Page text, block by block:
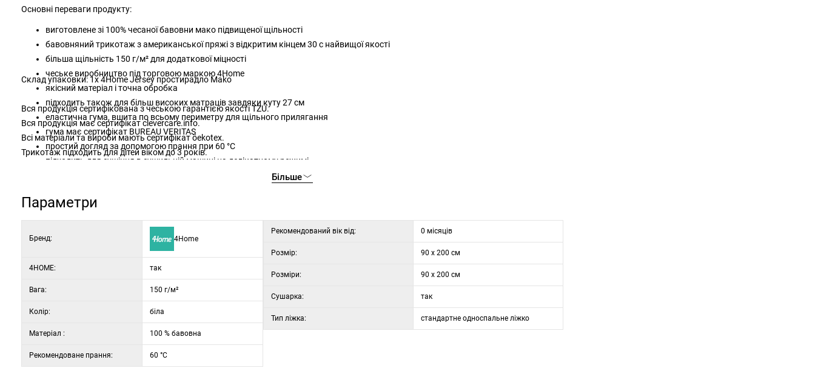
Основні переваги продукту:
виготовлене зі 100% чесаної бавовни мако підвищеної щільності
бавовняний трикотаж з американської пряжі з відкритим кінцем 30 с найвищої якості
більша щільність 150 г/м² для додаткової міцності
чеське виробництво під торговою маркою 4Home
якісний матеріал і точна обробка
підходить також для більш високих матраців завдяки куту 27 см
еластична гума, вшита по всьому периметру для щільного прилягання
гума має сертифікат BUREAU VERITAS
простий догляд за допомогою прання при 60 °C
підходить для сушіння в сушильній машині на делікатному режимі
Склад упаковки: 1х 4Home Jersey простирадло Mako
Вся продукція сертифікована з чеською гарантією якості TZU.
Вся продукція має сертифікат clevercare.info.
Всі матеріали та вироби мають сертифікат öekotex.
Трикотаж підходить для дітей віком до 3 років.
Більше
Параметри
Бренд: 4Home
4HOME: так
Вага: 150 г/м²
Колір: біла
Матеріал : 100 % бавовна
Рекомендоване прання: 60 °C
Рекомендований вік від: 0 місяців
Розмір: 90 x 200 см
Розміри: 90 x 200 см
Сушарка: так
Тип ліжка: стандартне односпальне ліжко